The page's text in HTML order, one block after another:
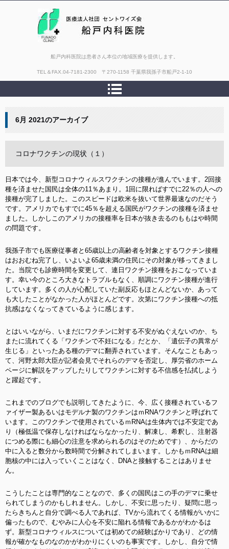
船戸内科医院は患者さん本位の地域医療を提供します。
TEL＆FAX. 04-7181-2300 〒270-1158 千葉県我孫子市船戸2-1-10
6月 2021のアーカイブ
コロナワクチンの現状（１）
日本では今、新型コロナウィルスワクチンの接種が進んでいます。2回接
種を済ませた国民は全体の11％あまり。1回に限ればすでに22％の人への
接種が完了しました。このスピードは欧米を抜いて世界最速なのだそう
です。アメリカでもすでに45％を超える国民がワクチンの接種を済ませ
ました。しかしこのアメリカの接種率を日本が抜き去るのももはや時間
の問題です。
我孫子市でも医療従事者と65歳以上の高齢者を対象とするワクチン接種
はおおむね完了し、いよいよ65歳未満の住民にその対象が移ってきまし
た。当院でも診療時間を変更して、連日ワクチン接種をおこなっていま
す。幸い今のところ大きなトラブルもなく、順調にワクチン接種が進行
しています。多くの人が心配していた副反応もほとんどないか、あって
も大したことがなかった人がほとんどです。次第にワクチン接種への抵
抗感はなくなってきているように感じます。
とはいいながら、いまだにワクチンに対する不安がぬぐえないのか、ち
またに流れてくる「ワクチンで不妊になる」だとか、「遺伝子の異常が
生じる」といったある種のデマに翻弄されています。そんなこともあっ
て、河野太郎大臣が記者会見でそれらのデマを否定し、厚労省のホーム
ページに解説をアップしたりしてワクチンに対する不信感を払拭しよう
と躍起です。
これまでのブログでも説明してきたように、今、広く接種されているフ
ァイザー製あるいはモデルナ製のワクチンはｍRNAワクチンと呼ばれて
います。このワクチンで使用されているｍRNAは生体内では不安定であ
り（極低温で保存しなければならなかったり、解凍し、希釈し、注射器
につめる際にも細心の注意を求められるのはそのためです）、からだの
中に入ると数分から数時間で分解されてしまいます。しかもｍRNAは細
胞核の中には入っていくことはなく、DNAと接触することはありませ
ん。
こうしたことは専門的なことなので、多くの国民はこの手のデマに乗せ
られてしまうのかもしれません。しかし、不安に思ったり、疑問に思っ
たらきちんと自分で調べる人であれば、TVから流れてくる情報がいかに
偏ったもので、むやみに人心を不安に陥れる情報であるかがわかるは
ず。新型コロナウィルスについては初めての経験ばかりであり、どの情
報が確かなものなのかがわかりにくいのも事実です。しかし、自分で情